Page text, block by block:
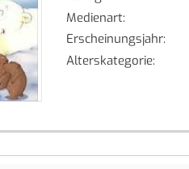
Medienart:
Erscheinungsjahr:
Alterskategorie: